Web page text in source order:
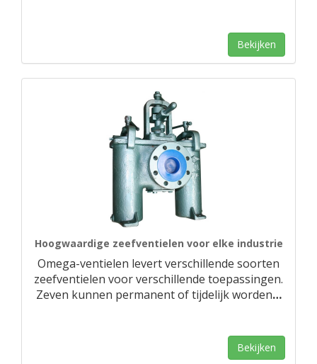
Bekijken
Hoogwaardige zeefventielen voor elke industrie
Omega-ventielen levert verschillende soorten
zeefventielen voor verschillende toepassingen.
Zeven kunnen permanent of tijdelijk worden…
Bekijken